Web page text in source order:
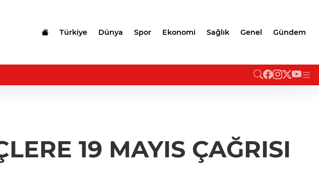
Türkiye Dünya Spor Ekonomi Sağlık Genel Gündem
19 MAYIS ÇAĞRISI